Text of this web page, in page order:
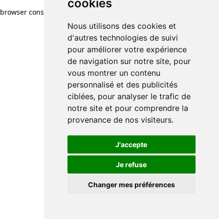
cookies
Nous utilisons des cookies et
d'autres technologies de suivi
pour améliorer votre expérience
de navigation sur notre site, pour
vous montrer un contenu
personnalisé et des publicités
ciblées, pour analyser le trafic de
notre site et pour comprendre la
provenance de nos visiteurs.
J'accepte
Je refuse
Changer mes préférences
browser console for more information)